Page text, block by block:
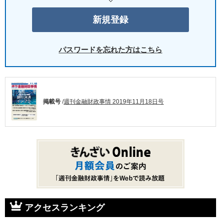
パスワードを忘れた方はこちら
掲載号 /週刊金融財政事情 2019年11月18日号
アクセスランキング